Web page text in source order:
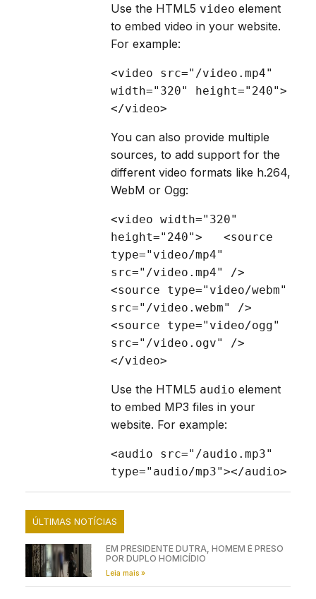
Use the HTML5 video element
to embed video in your website.
For example:
<video src="/video.mp4"
width="320" height="240">
</video>
You can also provide multiple
sources, to add support for the
different video formats like h.264,
WebM or Ogg:
<video width="320"
height="240"> 	<source
type="video/mp4"
src="/video.mp4" />
<source type="video/webm"
src="/video.webm" />
<source type="video/ogg"
src="/video.ogv" />
</video>
Use the HTML5 audio element
to embed MP3 files in your
website. For example:
<audio src="/audio.mp3"
type="audio/mp3"></audio>
ÚLTIMAS NOTÍCIAS
EM PRESIDENTE DUTRA, HOMEM É PRESO
POR DUPLO HOMICÍDIO
Leia mais »